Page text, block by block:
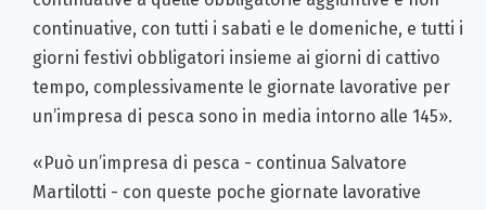
continuative, con tutti i sabati e le domeniche, e tutti i
giorni festivi obbligatori insieme ai giorni di cattivo
tempo, complessivamente le giornate lavorative per
un’impresa di pesca sono in media intorno alle 145».
«Può un’impresa di pesca - continua Salvatore
Martilotti - con queste poche giornate lavorative